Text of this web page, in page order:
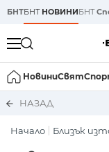
БНТБНТ НОВИНИБНТ
НовиниСвят
НАЗАД
Начало Близък